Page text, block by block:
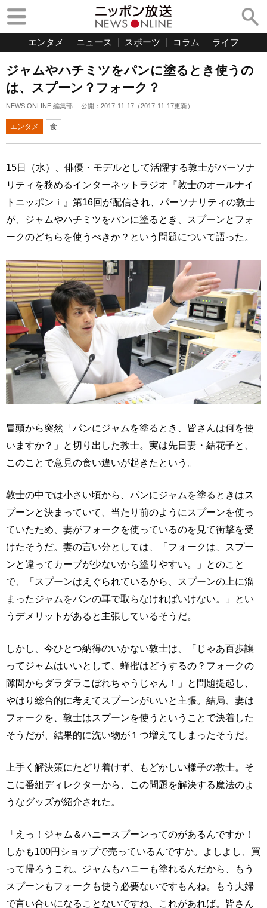
エンタメ ニュース スポーツ コラム ライフ
ジャムやハチミツをパンに塗るとき使うの
は、スプーン？フォーク？
NEWS ONLINE 編集部 公開： 2017-11-17 （2017-11-17更新）
エンタメ 食
15日（水）、俳優・モデルとして活躍する敦士がパーソナ
リティを務めるインターネットラジオ『敦士のオールナイ
トニッポンｉ』第16回が配信され、パーソナリティの敦士
が、ジャムやハチミツをパンに塗るとき、スプーンとフォ
ークのどちらを使うべきか？という問題について語った。
冒頭から突然「パンにジャムを塗るとき、皆さんは何を使
いますか？」と切り出した敦士。実は先日妻・結花子と、
このことで意見の食い違いが起きたという。
敦士の中では小さい頃から、パンにジャムを塗るときはス
プーンと決まっていて、当たり前のようにスプーンを使っ
ていたため、妻がフォークを使っているのを見て衝撃を受
けたそうだ。妻の言い分としては、「フォークは、スプー
ンと違ってカーブが少ないから塗りやすい。」とのこと
で、「スプーンはえぐられているから、スプーンの上に溜
まったジャムをパンの耳で取らなければいけない。」とい
うデメリットがあると主張しているそうだ。
しかし、今ひとつ納得のいかない敦士は、「じゃあ百歩譲
ってジャムはいいとして、蜂蜜はどうするの？フォークの
隙間からダラダラこぼれちゃうじゃん！」と問題提起し、
やはり総合的に考えてスプーンがいいと主張。結局、妻は
フォークを、敦士はスプーンを使うということで決着した
そうだが、結果的に洗い物が１つ増えてしまったそうだ。
上手く解決策にたどり着けず、もどかしい様子の敦士。そ
こに番組ディレクターから、この問題を解決する魔法のよ
うなグッズが紹介された。
「えっ！ジャム＆ハニースプーンってのがあるんですか！
しかも100円ショップで売っているんですか。よしよし、買
って帰ろうこれ。ジャムもハニーも塗れるんだから、もう
スプーンもフォークも使う必要ないですもんね。もう夫婦
で言い合いになることないですね、これがあれば。皆さん